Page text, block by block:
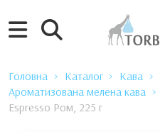
Головна Каталог Кава
Ароматизована мелена кава
Espresso Ром, 225 г